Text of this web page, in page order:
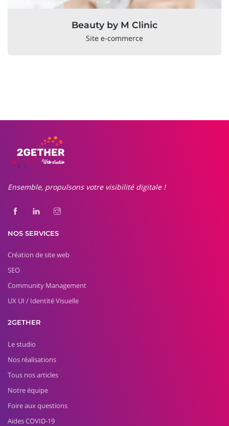
Beauty by M Clinic
Site e-commerce
Ensemble, propulsons votre visibilité digitale !
NOS SERVICES
Création de site web
SEO
Community Management
UX UI / Identité Visuelle
2GETHER
Le studio
Nos réalisations
Tous nos articles
Notre équipe
Foire aux questions
Aides COVID-19